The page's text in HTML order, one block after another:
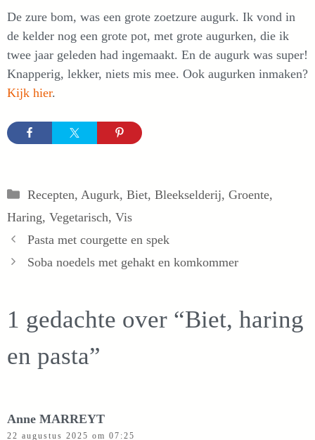
De zure bom, was een grote zoetzure augurk. Ik vond in
de kelder nog een grote pot, met grote augurken, die ik
twee jaar geleden had ingemaakt. En de augurk was super!
Knapperig, lekker, niets mis mee. Ook augurken inmaken?
Kijk hier.
Categorieën
Recepten, Augurk, Biet, Bleekselderij, Groente,
Haring, Vegetarisch, Vis
Pasta met courgette en spek
Soba noedels met gehakt en komkommer
1 gedachte over “Biet, haring
en pasta”
Anne MARREYT
22 augustus 2025 om 07:25